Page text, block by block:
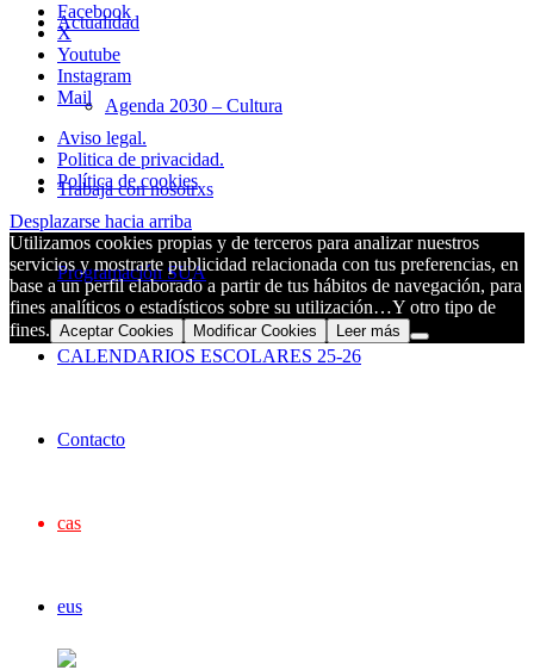
Actualidad
Agenda 2030 – Cultura
Trabaja con nosotrxs
Programación SUA
CALENDARIOS ESCOLARES 25-26
Contacto
cas
eus
Facebook
X
Youtube
Instagram
Mail
Aviso legal.
Politica de privacidad.
Política de cookies
Desplazarse hacia arriba
Utilizamos cookies propias y de terceros para analizar nuestros
servicios y mostrarte publicidad relacionada con tus preferencias, en
base a un perfil elaborado a partir de tus hábitos de navegación, para
fines analíticos o estadísticos sobre su utilización…Y otro tipo de
fines. Aceptar Cookies Modificar Cookies Leer más